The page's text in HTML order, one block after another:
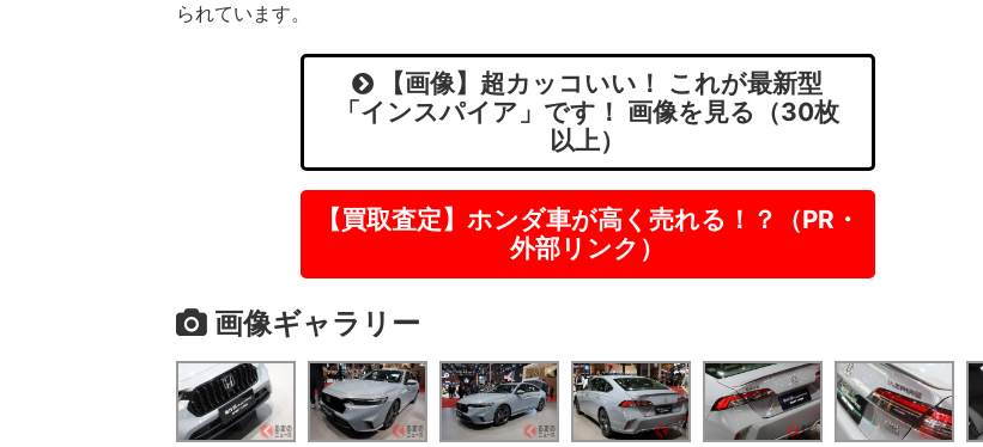
られています。
【画像】超カッコいい！ これが最新型
「インスパイア」です！ 画像を見る（30枚
以上）
【買取査定】ホンダ車が高く売れる！？（PR・
外部リンク）
画像ギャラリー